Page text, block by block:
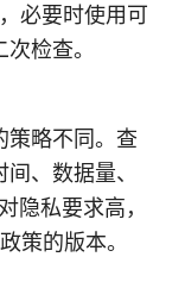
必要时使用可
检查。
策略不同。查
、数据量、
隐私要求高，
策的版本。